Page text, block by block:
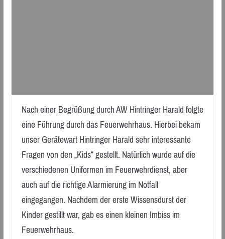
Nach einer Begrüßung durch AW Hintringer Harald folgte
eine Führung durch das Feuerwehrhaus. Hierbei bekam
unser Gerätewart Hintringer Harald sehr interessante
Fragen von den „Kids“ gestellt. Natürlich wurde auf die
verschiedenen Uniformen im Feuerwehrdienst, aber
auch auf die richtige Alarmierung im Notfall
eingegangen. Nachdem der erste Wissensdurst der
Kinder gestillt war, gab es einen kleinen Imbiss im
Feuerwehrhaus.